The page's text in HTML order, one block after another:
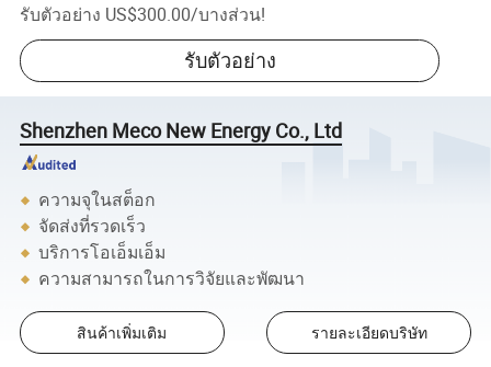
รับตัวอย่าง US$300.00/บางส่วน!
รับตัวอย่าง
Shenzhen Meco New Energy Co., Ltd
ความจุในสต็อก
จัดส่งที่รวดเร็ว
บริการโอเอ็มเอ็ม
ความสามารถในการวิจัยและพัฒนา
สินค้าเพิ่มเติม รายละเอียดบริษัท